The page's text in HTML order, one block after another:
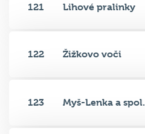
121 Lihové pralinky
122 Žižkovo voči
123 Myš-Lenka a spol.